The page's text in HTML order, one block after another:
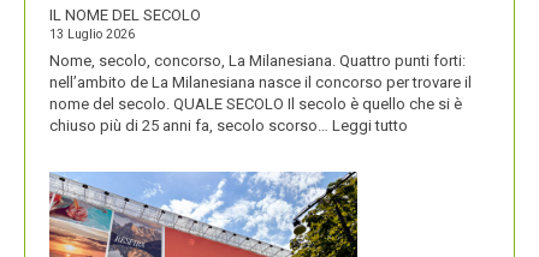
IL NOME DEL SECOLO
13 Luglio 2026
Nome, secolo, concorso, La Milanesiana. Quattro punti forti:
nell’ambito de La Milanesiana nasce il concorso per trovare il
nome del secolo. QUALE SECOLO Il secolo è quello che si è
chiuso più di 25 anni fa, secolo scorso… Leggi tutto